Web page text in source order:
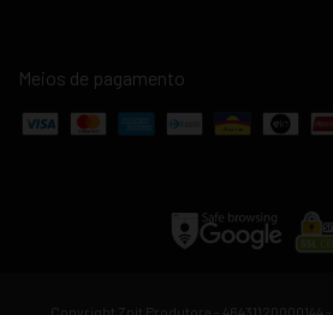
Meios de pagamento
Copyright Znit Produtora - 46431120000144